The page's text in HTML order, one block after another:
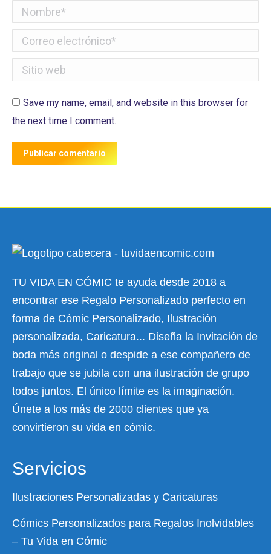
Nombre *
Correo electrónico *
Sitio web
Save my name, email, and website in this browser for
the next time I comment.
Publicar comentario
TU VIDA EN CÓMIC te ayuda desde 2018 a
encontrar ese Regalo Personalizado perfecto en
forma de Cómic Personalizado, Ilustración
personalizada, Caricatura... Diseña la Invitación de
boda más original o despide a ese compañero de
trabajo que se jubila con una ilustración de grupo
todos juntos. El único límite es la imaginación.
Únete a los más de 2000 clientes que ya
convirtieron su vida en cómic.
Servicios
Ilustraciones Personalizadas y Caricaturas
Cómics Personalizados para Regalos Inolvidables
– Tu Vida en Cómic